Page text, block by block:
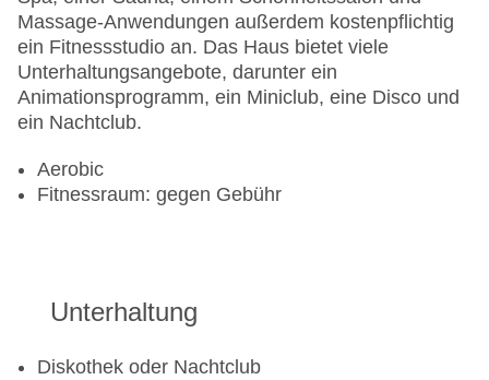
Massage-Anwendungen außerdem kostenpflichtig
ein Fitnessstudio an. Das Haus bietet viele
Unterhaltungsangebote, darunter ein
Animationsprogramm, ein Miniclub, eine Disco und
ein Nachtclub.
Aerobic
Fitnessraum: gegen Gebühr
Unterhaltung
Diskothek oder Nachtclub